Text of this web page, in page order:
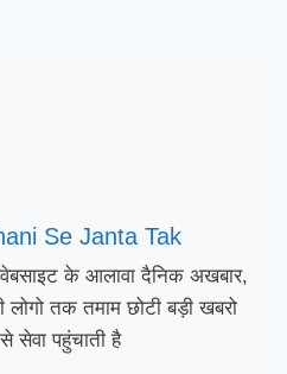
Se Janta Tak
के आलावा दैनिक अखबार,
तक तमाम छोटी बड़ी खबरो
सेवा पहुंचाती है